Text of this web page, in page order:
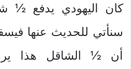
كان اليهودي يدفع ½
سنأتي للحديث عنها
أن ½ الشاقل هذا